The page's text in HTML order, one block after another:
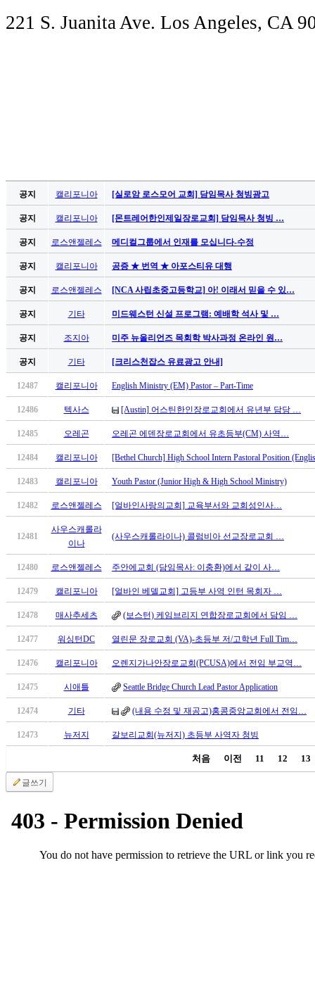
돔
돔
DOMCLUB.top
머
토
최
렌
이
순
비
아
미
후
대
출
기
비
센
토
미
프
후
221 S. Juanita Ave. Los Angeles, CA
공지 캘리포니아 [실로암 로스모어 교회] 담임목사 청빙광고
공지 캘리포니아 [몬트레어한인제일장로교회] 담임목사 청빙 …
공지 로스앤젤레스 메디컬그룹에서 인재를 모십니다-수정
공지 캘리포니아 공증 ★ 번역 ★ 아포스티유 대행
공지 로스앤젤레스 [NCA 사립초중고등학교] 아! 이래서 믿을 수 있…
공지 기타 미드웨스턴 신설 프로그램: 예배학 석사 및 …
공지 조지아 미주 뉴올리언즈 목회학 박사과정 온라인 원…
공지 기타 [크리스천잡스 유료광고 안내]
12487 캘리포니아 English Ministry (EM) Pastor – Part-Time
12486 텍사스 [Austin] 어스틴한인장로교회에서 유년부 담당 …
12485 오레곤 오레곤 에덴장로교회에서 유초등부(CM) 사역…
12484 캘리포니아 [Bethel Church] High School Intern Pastoral Position
12483 캘리포니아 Youth Pastor (Junior High & High School Ministry)
12482 로스앤젤레스 [얼바인사랑의교회] 교육부서와 교회성인사…
12481
사우스캐롤라
이나
(사우스캐롤라이나) 콜럼비아 선교장로교회 …
12480 로스앤젤레스 주안에교회 (담임목사: 이충환)에서 같이 사…
12479 캘리포니아 [얼바인 베델교회] 고등부 사역 인턴 목회자 …
12478 매사추세츠 (보스턴) 케임브리지 연합장로교회에서 담임 …
12477 워싱턴DC 열린문 장로교회 (VA)-초등부 저/고학년 Full Tim…
12476 캘리포니아 오렌지가나안장로교회(PCUSA)에서 전임 부교역…
12475 시애틀 Seattle Bridge Church Lead Pastor Application
12474 기타 (내용 수정 및 재공고)홍콩중앙교회에서 전임…
12473 뉴저지 갈보리교회(뉴저지) 초등부 사역자 청빙
처음 이전 11 12 13
글쓰기